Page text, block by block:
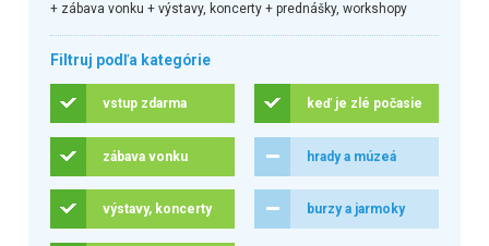
+ zábava vonku + výstavy, koncerty + prednášky, workshopy
Filtruj podľa kategórie
vstup zdarma keď je zlé počasie
zábava vonku hrady a múzeá
výstavy, koncerty burzy a jarmoky